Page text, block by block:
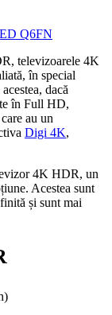
televizoarele 4K
în special
dacă
în Full HD,
au un
Digi 4K,
4K HDR, un
Acestea sunt
și sunt mai